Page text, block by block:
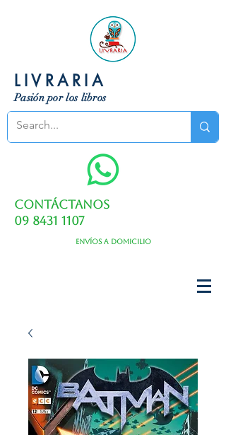
LIVRARIA
Pasión por los libros
Contáctanos
09 8431 1107
Envíos a domicilio